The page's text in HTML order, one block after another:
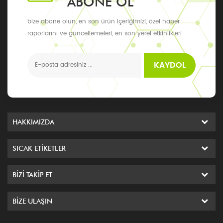
87.7 Su (K.F.): daha fazla 5%
% 4.2 Asetat Asit: daha fazla
% 10 % 8,1 Bakteriyel
endotoksinlerdaha fazla 50iu
kullanmaFonksiyon ve
Kullanımı Liraglutide
204656-20-2 1, 2 tip diyabet
Glikoz seviyelerini artırarak,
ve prandial glukagonun
bize abone olun, en son ürün içeriğimizi, özel haber
raporlarını ve güncellemeleri, en son yerel etkinlikleri
alabilirsiniz
KAYDOL
HAKKIMIZDA
SICAK ETIKETLER
BIZI TAKIP ET
BIZE ULAŞIN